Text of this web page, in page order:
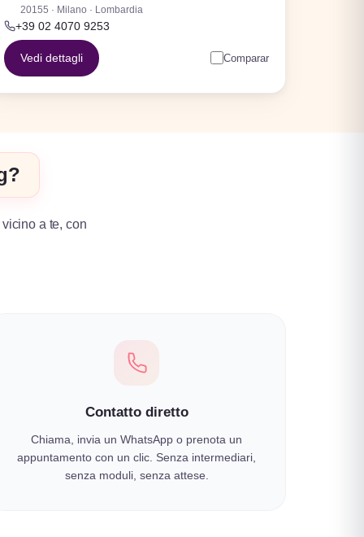
20155 · Milano · Lombardia
+39 02 4070 9253
Vedi dettagli Comparar
a te, con
Contatto diretto
Chiama, invia un WhatsApp o prenota un
appuntamento con un clic. Senza intermediari,
senza moduli, senza attese.